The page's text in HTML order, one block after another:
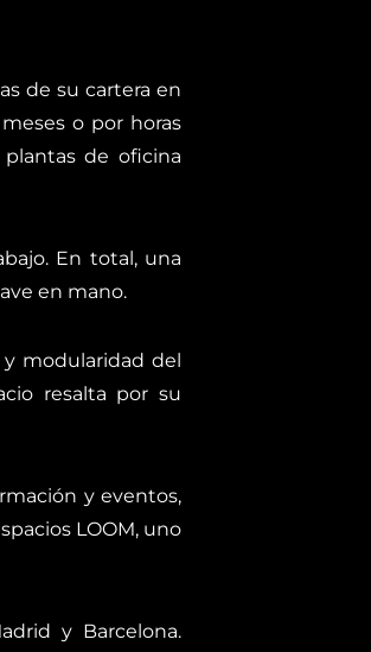
de su cartera en
o por horas
de oficina
En total, una
en mano.
modularidad del
resalta por su
y eventos,
LOOM, uno
y Barcelona.